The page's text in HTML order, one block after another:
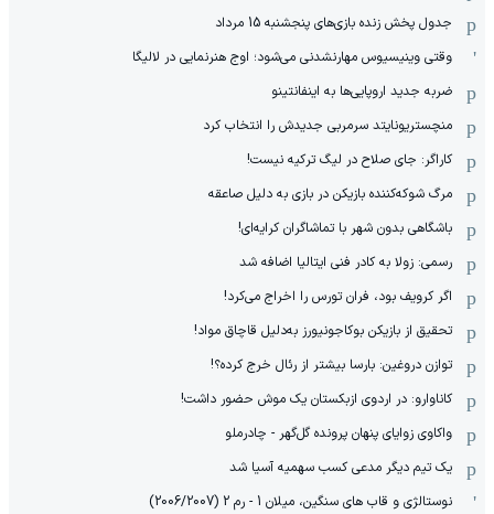
جدول پخش زنده بازی‌های پنجشنبه 15 مرداد
وقتی وینیسیوس مهارنشدنی می‌شود؛ اوج هنرنمایی در لالیگا
ضربه جدید اروپایی‌ها به اینفانتینو
منچستریونایتد سرمربی جدیدش را انتخاب کرد
کاراگر: جای صلاح در لیگ ترکیه نیست!
مرگ شوکه‌کننده بازیکن در بازی به دلیل صاعقه
باشگاهی بدون شهر با تماشاگران کرایه‌ای!
رسمی: زولا به کادر فنی ایتالیا اضافه شد
اگر کرویف بود، فران تورس را اخراج می‌کرد!
تحقیق از بازیکن بوکاجونیورز به‌دلیل قاچاق مواد!
توازن دروغین: بارسا بیشتر از رئال خرج کرده؟!
کاناوارو: در اردوی ازبکستان یک موش حضور داشت!
واکاوی زوایای پنهان پرونده گل‌گهر - چادرملو
یک تیم دیگر مدعی کسب سهمیه آسیا شد
نوستالژی و قاب های سنگین، میلان 1 - رم 2 (2006/2007)